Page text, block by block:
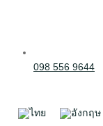
098 556 9644